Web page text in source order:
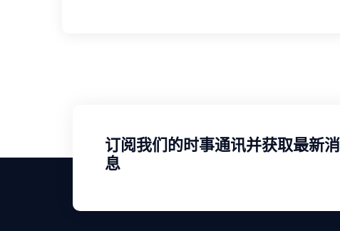
订阅我们的时事通讯并获取最新消
息